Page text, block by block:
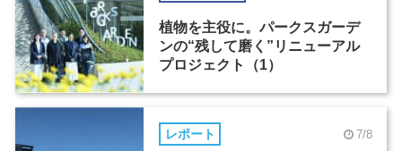
植物を主役に。パークスガーデ
ンの“残して磨く”リニューアル
プロジェクト（1）
レポート 7/8